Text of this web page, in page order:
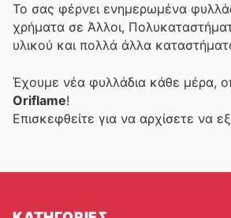
Το σας φέρνει ενημερωμένα
χρήματα σε Άλλοι,
υλικού και πολλά άλλα
Έχουμε νέα φυλλάδια κάθε μέρα,
Oriflame!
Επισκεφθείτε για να αρχίσετε να